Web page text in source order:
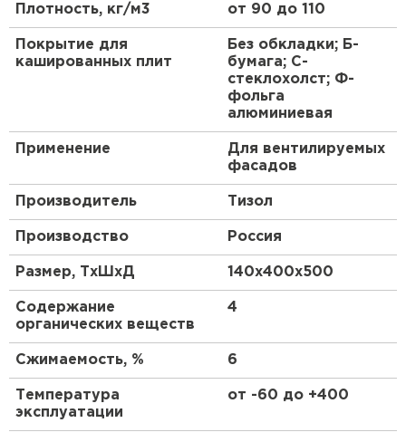
Плотность, кг/м3 от 90 до 110
Покрытие для
кашированных плит
Без обкладки; Б-
бумага; С-
стеклохолст; Ф-
фольга
алюминиевая
Применение
Для вентилируемых
фасадов
Производитель Тизол
Производство Россия
Размер, ТхШхД 140х400х500
Содержание
органических веществ
4
Сжимаемость, % 6
Температура
эксплуатации
от -60 до +400
ПЕРЕЙТИ
Утеплитель Isoroc
ПЕРЕЙТИ
Утеплитель Paroc
Утеплитель Penoplex